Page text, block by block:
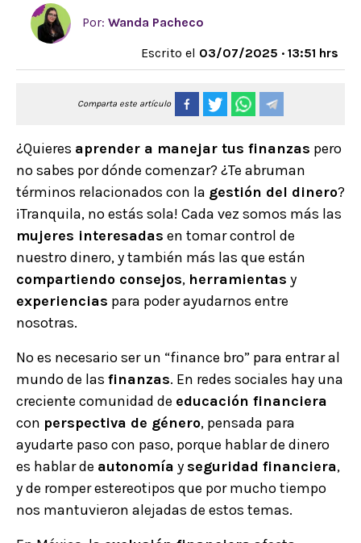
Por: Wanda Pacheco
Escrito el 03/07/2025 · 13:51 hrs
Comparta este artículo
¿Quieres aprender a manejar tus finanzas pero
no sabes por dónde comenzar? ¿Te abruman
términos relacionados con la gestión del dinero?
¡Tranquila, no estás sola! Cada vez somos más las
mujeres interesadas en tomar control de
nuestro dinero, y también más las que están
compartiendo consejos, herramientas y
experiencias para poder ayudarnos entre
nosotras.
No es necesario ser un “finance bro” para entrar al
mundo de las finanzas. En redes sociales hay una
creciente comunidad de educación financiera
con perspectiva de género, pensada para
ayudarte paso con paso, porque hablar de dinero
es hablar de autonomía y seguridad financiera,
y de romper estereotipos que por mucho tiempo
nos mantuvieron alejadas de estos temas.